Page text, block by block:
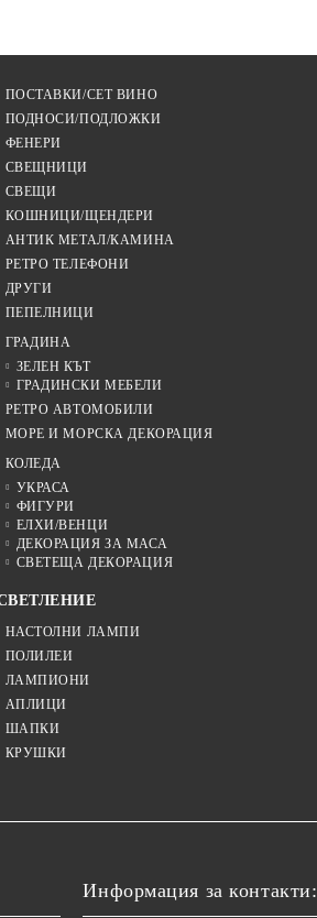
ПОСТАВКИ/СЕТ ВИНО
ПОДНОСИ/ПОДЛОЖКИ
ФЕНЕРИ
СВЕЩНИЦИ
СВЕЩИ
КОШНИЦИ/ЩЕНДЕРИ
АНТИК МЕТАЛ/КАМИНА
РЕТРО ТЕЛЕФОНИ
ДРУГИ
ПЕПЕЛНИЦИ
ГРАДИНА
ЗЕЛЕН КЪТ
ГРАДИНСКИ МЕБЕЛИ
РЕТРО АВТОМОБИЛИ
МОРЕ И МОРСКА ДЕКОРАЦИЯ
КОЛЕДА
УКРАСА
ФИГУРИ
ЕЛХИ/ВЕНЦИ
ДЕКОРАЦИЯ ЗА МАСА
СВЕТЕЩА ДЕКОРАЦИЯ
НАСТОЛНИ ЛАМПИ
ПОЛИЛЕИ
ЛАМПИОНИ
АПЛИЦИ
ШАПКИ
КРУШКИ
Информация за контакти: